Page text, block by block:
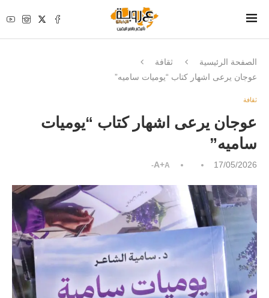
الصفحة الرئيسية
ثقافة
عوجان يرعى اشهار كتاب “يوميات ساميه”
ثقافة
عوجان يرعى اشهار كتاب “يوميات
ساميه”
17/05/2026
A+A-